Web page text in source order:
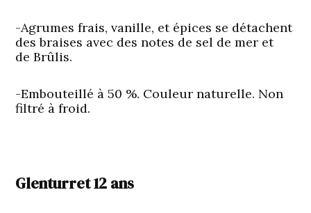
-Agrumes frais, vanille, et épices se détachent
des braises avec des notes de sel de mer et
de Brûlis.
-Embouteillé à 50 %. Couleur naturelle. Non
filtré à froid.
Glenturret 12 ans